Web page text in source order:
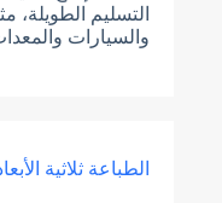
التسليم الطويلة،
والسيارات
الطباعة ثلاثية